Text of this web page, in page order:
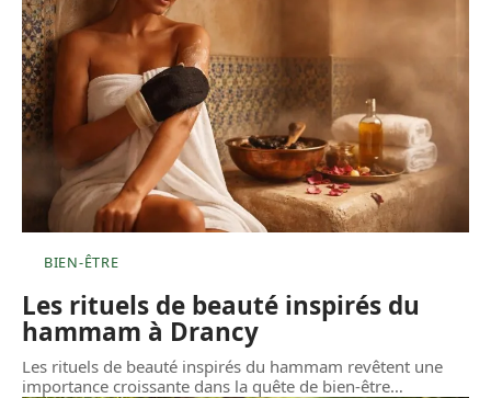
BIEN-ÊTRE
Les rituels de beauté inspirés du
hammam à Drancy
Les rituels de beauté inspirés du hammam revêtent une
importance croissante dans la quête de bien-être…